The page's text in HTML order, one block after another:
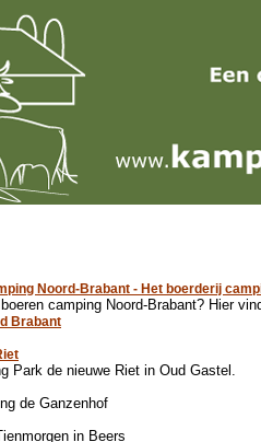
Noord-Brabant - Het boerderij
camping Noord-Brabant? Hier
Brabant
Park de nieuwe Riet in Oud Gastel.
de Ganzenhof
in Beers